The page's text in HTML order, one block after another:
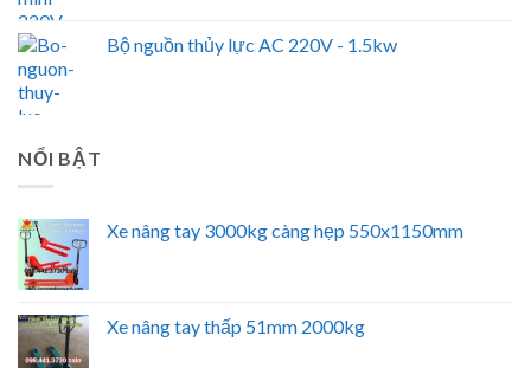
Bộ nguồn thủy lực AC 220V - 1.5kw
NỔI BẬT
Xe nâng tay 3000kg càng hẹp 550x1150mm
Xe nâng tay thấp 51mm 2000kg